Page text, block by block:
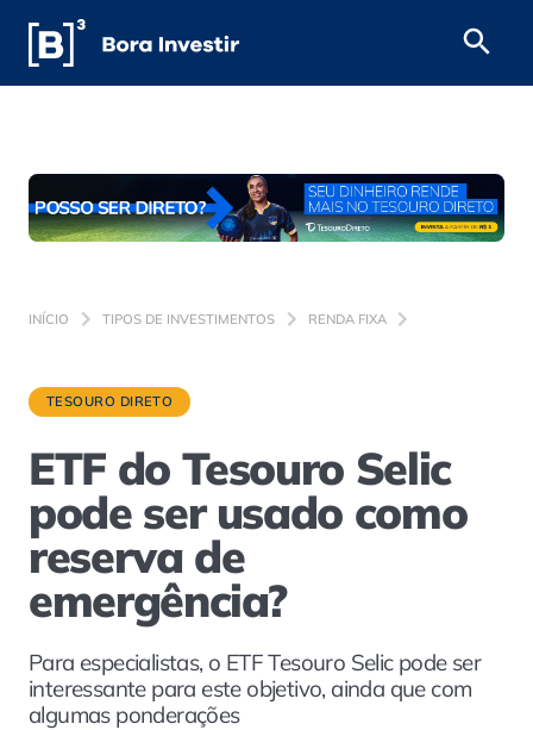
INÍCIO TIPOS DE INVESTIMENTOS RENDA FIXA
TESOURO DIRETO
ETF do Tesouro Selic
pode ser usado como
reserva de
emergência?
Para especialistas, o ETF Tesouro Selic pode ser
interessante para este objetivo, ainda que com
algumas ponderações